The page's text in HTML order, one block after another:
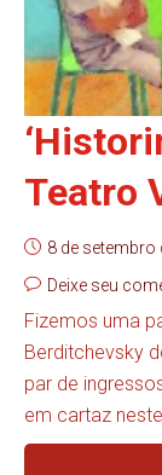
Teatro
8 de setembro
Deixe seu
Fizemos uma
Berditchevsky
par de
em cartaz